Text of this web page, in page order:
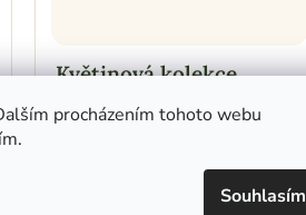
procházením tohoto webu
Souhlasím
Květinová kolekce
Skladem(4 ks)
Do košíku